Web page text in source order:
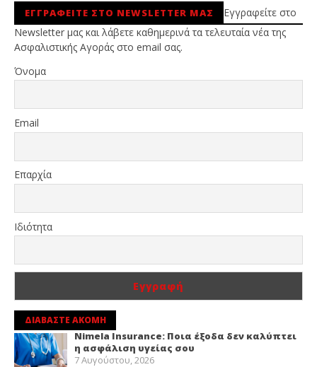
ΕΓΓΡΑΦΕΙΤΕ ΣΤΟ NEWSLETTER ΜΑΣ
Εγγραφείτε στο
Newsletter μας και λάβετε καθημερινά τα τελευταία νέα της
Ασφαλιστικής Αγοράς στο email σας.
Όνομα
Email
Επαρχία
Ιδιότητα
ΔΙΑΒΑΣΤΕ ΑΚΟΜΗ
Nimela Insurance: Ποια έξοδα δεν καλύπτει
η ασφάλιση υγείας σου
7 Αυγούστου, 2026